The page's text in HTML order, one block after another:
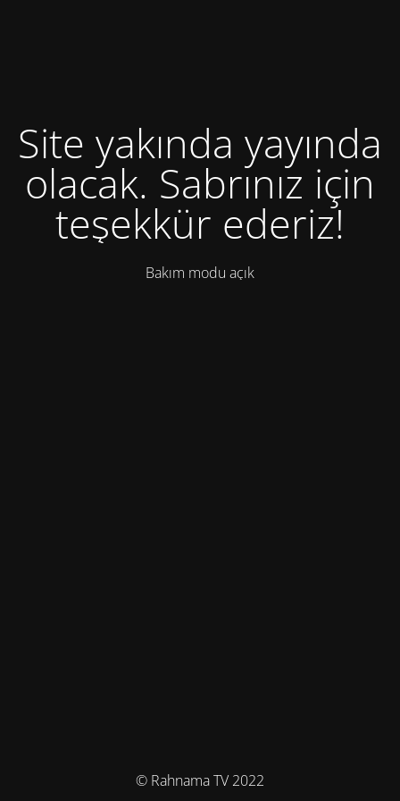
Site yakında yayında
olacak. Sabrınız için
teşekkür ederiz!
Bakım modu açık
© Rahnama TV 2022